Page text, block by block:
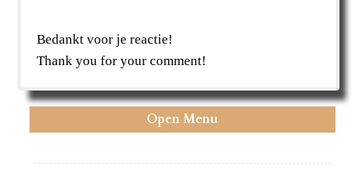
Bedankt voor je reactie!
Thank you for your comment!
Open Menu